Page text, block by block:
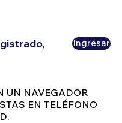
Ingresar
UN NAVEGADOR
EN TELÉFONO